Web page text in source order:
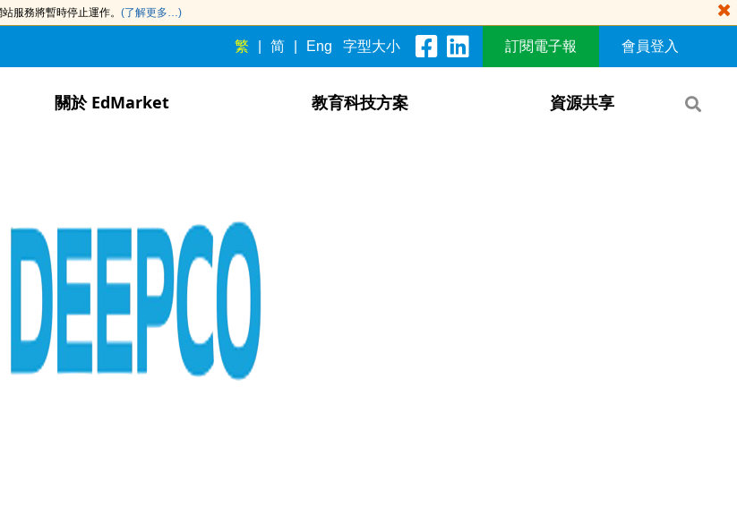
服務將暫時停止運作。 (了解更多…)
繁 简 Eng 字型大小 訂閱電子報 會員登入
關於 EdMarket 教育科技方案 資源共享​